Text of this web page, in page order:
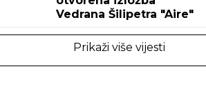
Vedrana Šilipetra "Aire"
Prikaži više vijesti